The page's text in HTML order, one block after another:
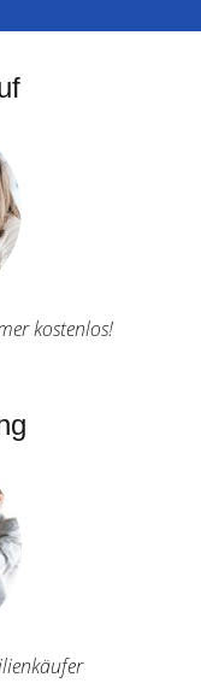
kostenlos!